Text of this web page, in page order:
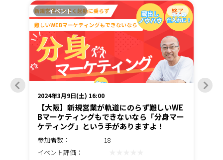
イベント 終了
2024年3月9日(土) 16:00
【大阪】新規営業が軌道にのらず難しいWE
Bマーケティングもできないなら「分身マー
ケティング」という手がありますよ！
参加者数：
18
イベント評価：